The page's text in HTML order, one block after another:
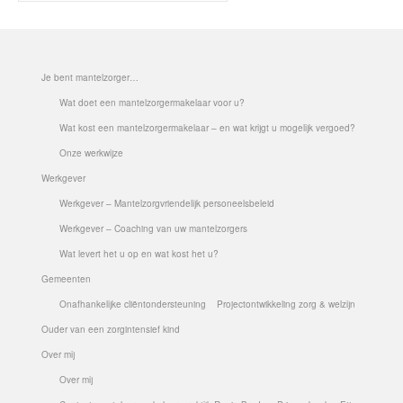
Gemeenten
Onafhankelijke cliëntondersteuning
Projectontwikkeling zorg & welzijn
Ouder van een zorgintensief kind
Over mij
Over mij
Breda – Prinsenbeek – Etten Leur – Roosendaal –
Chaam – Oosterhout
Je bent mantelzorger…
Wat doet een mantelzorgermakelaar voor u?
Wat kost een mantelzorgermakelaar – en wat krijgt u mogelijk vergoed?
Onze werkwijze
Werkgever
Werkgever – Mantelzorgvriendelijk personeelsbeleid
Werkgever – Coaching van uw mantelzorgers
Wat levert het u op en wat kost het u?
Gemeenten
Onafhankelijke cliëntondersteuning
Projectontwikkeling zorg & welzijn
Ouder van een zorgintensief kind
Over mij
Over mij